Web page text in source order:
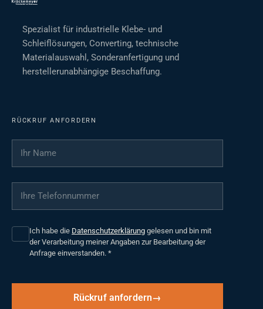
Spezialist für industrielle Klebe- und
Schleiflösungen, Converting, technische
Materialauswahl, Sonderanfertigung und
herstellerunabhängige Beschaffung.
RÜCKRUF ANFORDERN
Ihr Name
Ihre Telefonnummer
Ich habe die Datenschutzerklärung gelesen und bin mit
der Verarbeitung meiner Angaben zur Bearbeitung der
Anfrage einverstanden. *
Rückruf anfordern